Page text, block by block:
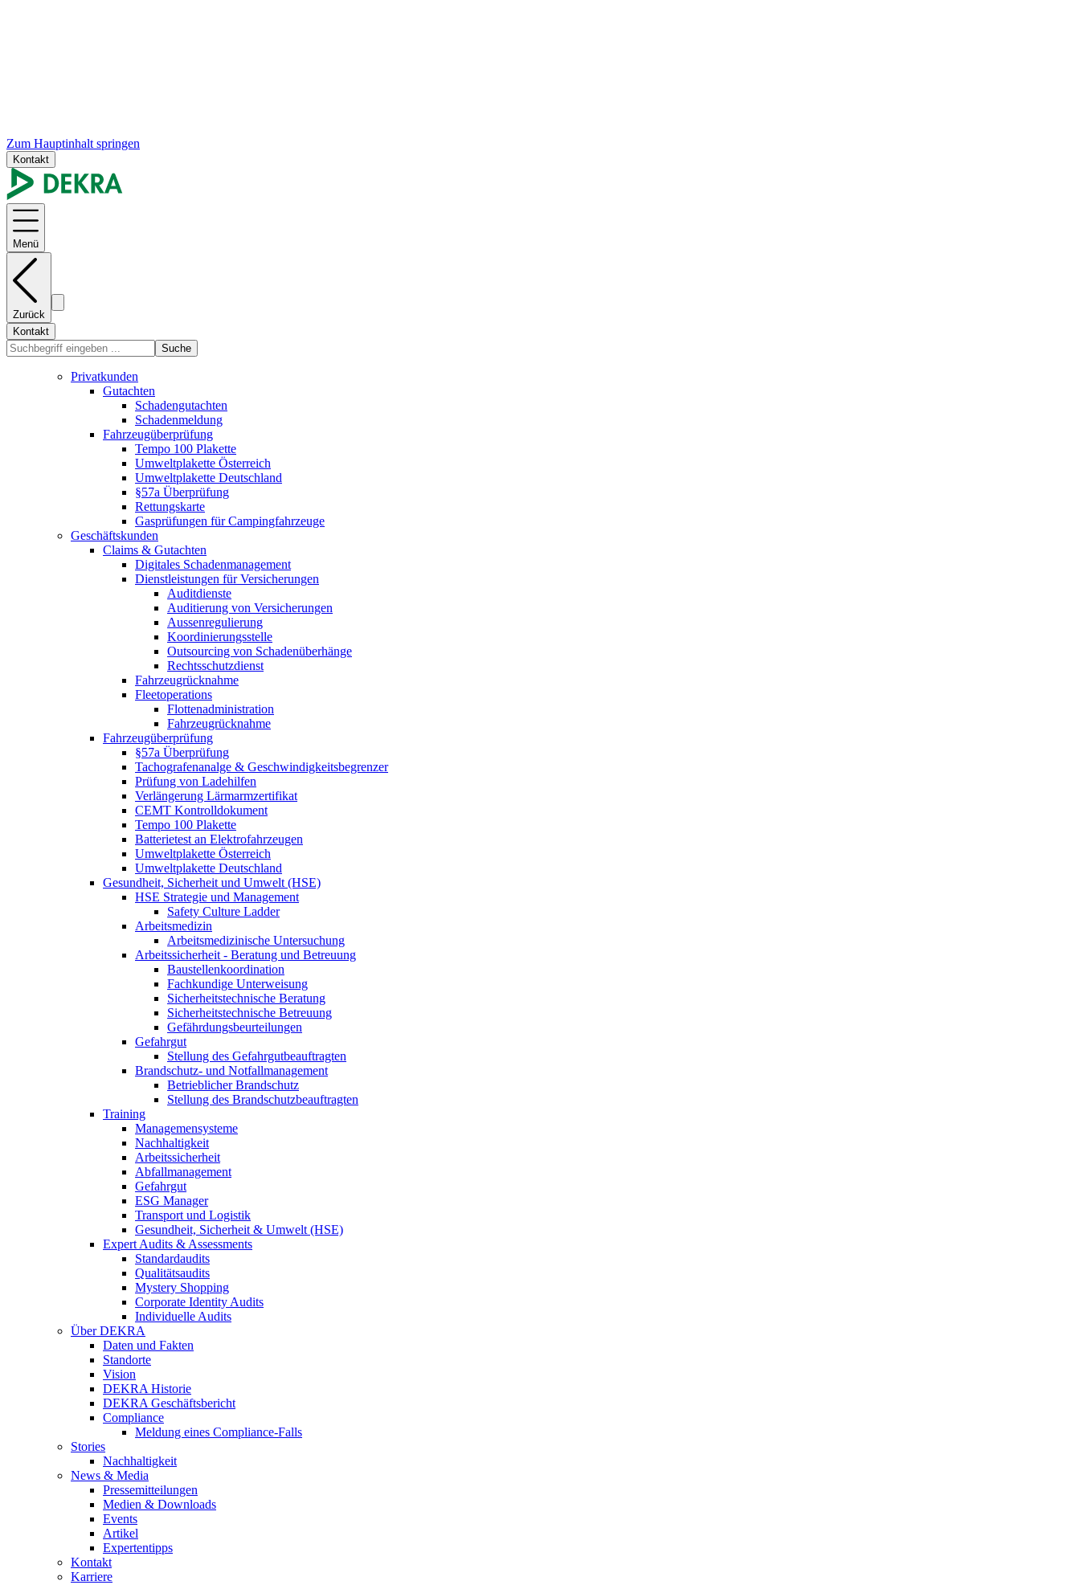
Zum Hauptinhalt springen
Kontakt
Menü
Zurück
Kontakt
Suche
Privatkunden
Gutachten
Schadengutachten
Schadenmeldung
Fahrzeugüberprüfung
Tempo 100 Plakette
Umweltplakette Österreich
Umweltplakette Deutschland
§57a Überprüfung
Rettungskarte
Gasprüfungen für Campingfahrzeuge
Geschäftskunden
Claims & Gutachten
Digitales Schadenmanagement
Dienstleistungen für Versicherungen
Auditdienste
Auditierung von Versicherungen
Aussenregulierung
Koordinierungsstelle
Outsourcing von Schadenüberhänge
Rechtsschutzdienst
Fahrzeugrücknahme
Fleetoperations
Flottenadministration
Fahrzeugrücknahme
Fahrzeugüberprüfung
§57a Überprüfung
Tachografenanalge & Geschwindigkeitsbegrenzer
Prüfung von Ladehilfen
Verlängerung Lärmarmzertifikat
CEMT Kontrolldokument
Tempo 100 Plakette
Batterietest an Elektrofahrzeugen
Umweltplakette Österreich
Umweltplakette Deutschland
Gesundheit, Sicherheit und Umwelt (HSE)
HSE Strategie und Management
Safety Culture Ladder
Arbeitsmedizin
Arbeitsmedizinische Untersuchung
Arbeitssicherheit - Beratung und Betreuung
Baustellenkoordination
Fachkundige Unterweisung
Sicherheitstechnische Beratung
Sicherheitstechnische Betreuung
Gefährdungsbeurteilungen
Gefahrgut
Stellung des Gefahrgutbeauftragten
Brandschutz- und Notfallmanagement
Betrieblicher Brandschutz
Stellung des Brandschutzbeauftragten
Training
Managemensysteme
Nachhaltigkeit
Arbeitssicherheit
Abfallmanagement
Gefahrgut
ESG Manager
Transport und Logistik
Gesundheit, Sicherheit & Umwelt (HSE)
Expert Audits & Assessments
Standardaudits
Qualitätsaudits
Mystery Shopping
Corporate Identity Audits
Individuelle Audits
Über DEKRA
Daten und Fakten
Standorte
Vision
DEKRA Historie
DEKRA Geschäftsbericht
Compliance
Meldung eines Compliance-Falls
Stories
Nachhaltigkeit
News & Media
Pressemitteilungen
Medien & Downloads
Events
Artikel
Expertentipps
Kontakt
Karriere